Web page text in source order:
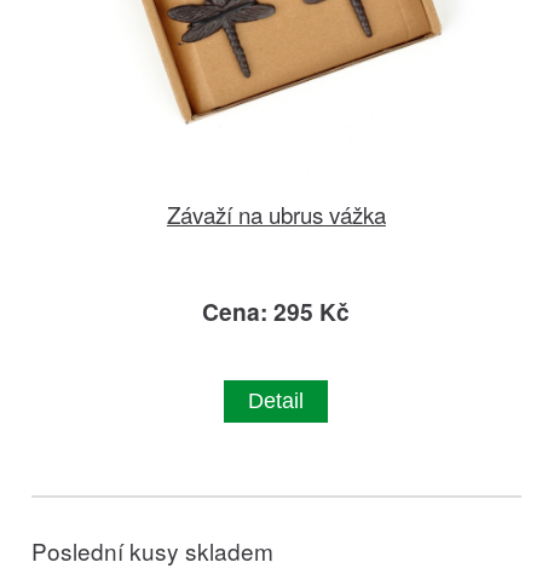
Závaží na ubrus vážka
Cena: 295 Kč
Detail
Poslední kusy skladem